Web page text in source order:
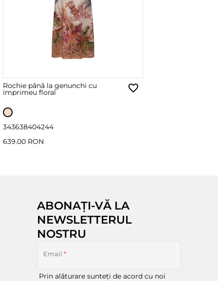
Rochie până la genunchi cu
imprimeu floral
343638404244
639.00 RON
ABONAȚI-VĂ LA
NEWSLETTERUL
NOSTRU
Email *
Prin alăturare sunteți de acord cu noi